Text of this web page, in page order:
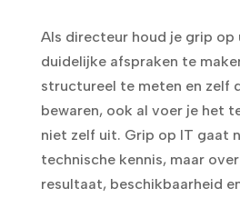
Als directeur houd je grip
duidelijke afspraken te
structureel te meten en zelf
bewaren, ook al voer je het
niet zelf uit. Grip op IT gaat
technische kennis, maar
resultaat, beschikbaarheid